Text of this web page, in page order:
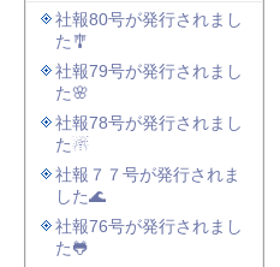
社報80号が発行されまし
た🎐
社報79号が発行されまし
た🌸
社報78号が発行されまし
た☃
社報７７号が発行されま
した🌊
社報76号が発行されまし
た🐸